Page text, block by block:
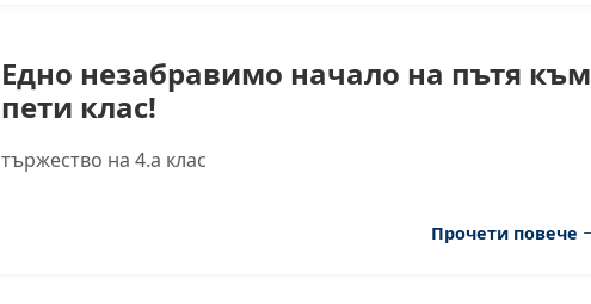
Едно незабравимо начало на пътя към
пети клас!
тържество на 4.а клас
Прочети повече